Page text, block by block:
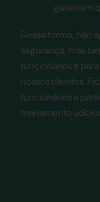
garantam
Dessa forma, não
segurança, mas
funcionários e
nossos clientes.
funcionários a
treinamento